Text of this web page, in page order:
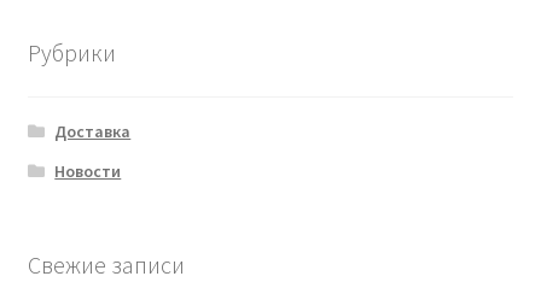
Рубрики
Доставка
Новости
Свежие записи